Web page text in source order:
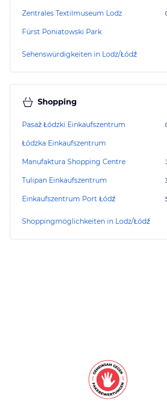
Zentrales Textilmuseum Lodz
Fürst Poniatowski Park
Sehenswürdigkeiten in Lodz/Łódź
Shopping
Pasaż Łódzki Einkaufszentrum
Łódzka Einkaufszentrum
Manufaktura Shopping Centre
Tulipan Einkaufszentrum
Einkaufszentrum Port Łódź
Shoppingmöglichkeiten in Lodz/Łódź